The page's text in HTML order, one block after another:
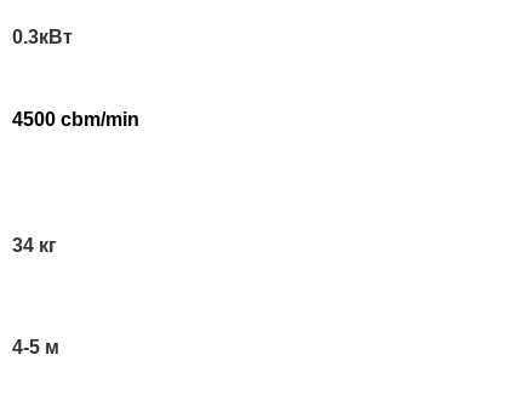
0.3кВт
4500 cbm/min
34 кг
4-5 м